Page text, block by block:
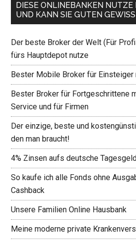
DIESE ONLINEBANKEN
UND KANN SIE GUTEN
Der beste Broker der Welt (Für
fürs Hauptdepot nutze
Bester Mobile Broker für Einsteiger
Bester Broker für Fortgeschrittene
Service und für Firmen
Der einzige, beste und
den man braucht!
4% Zinsen aufs deutsche
So kaufe ich alle Fonds ohne
Cashback
Unsere Familien Online Hausbank
Meine moderne private